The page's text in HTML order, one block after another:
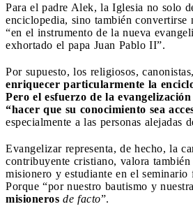
Para el padre Alek, la Iglesia no solo
enciclopedia, sino también convertirse
“en el instrumento de la nueva
exhortado el papa Juan Pablo II”.
Por supuesto, los religiosos,
enriquecer particularmente la
Pero el esfuerzo de la
“hacer que su conocimiento sea
especialmente a las personas alejadas
Evangelizar representa, de hecho, la
contribuyente cristiano, valora
misionero y estudiante en el seminario
Porque “por nuestro bautismo y
misioneros de facto”.